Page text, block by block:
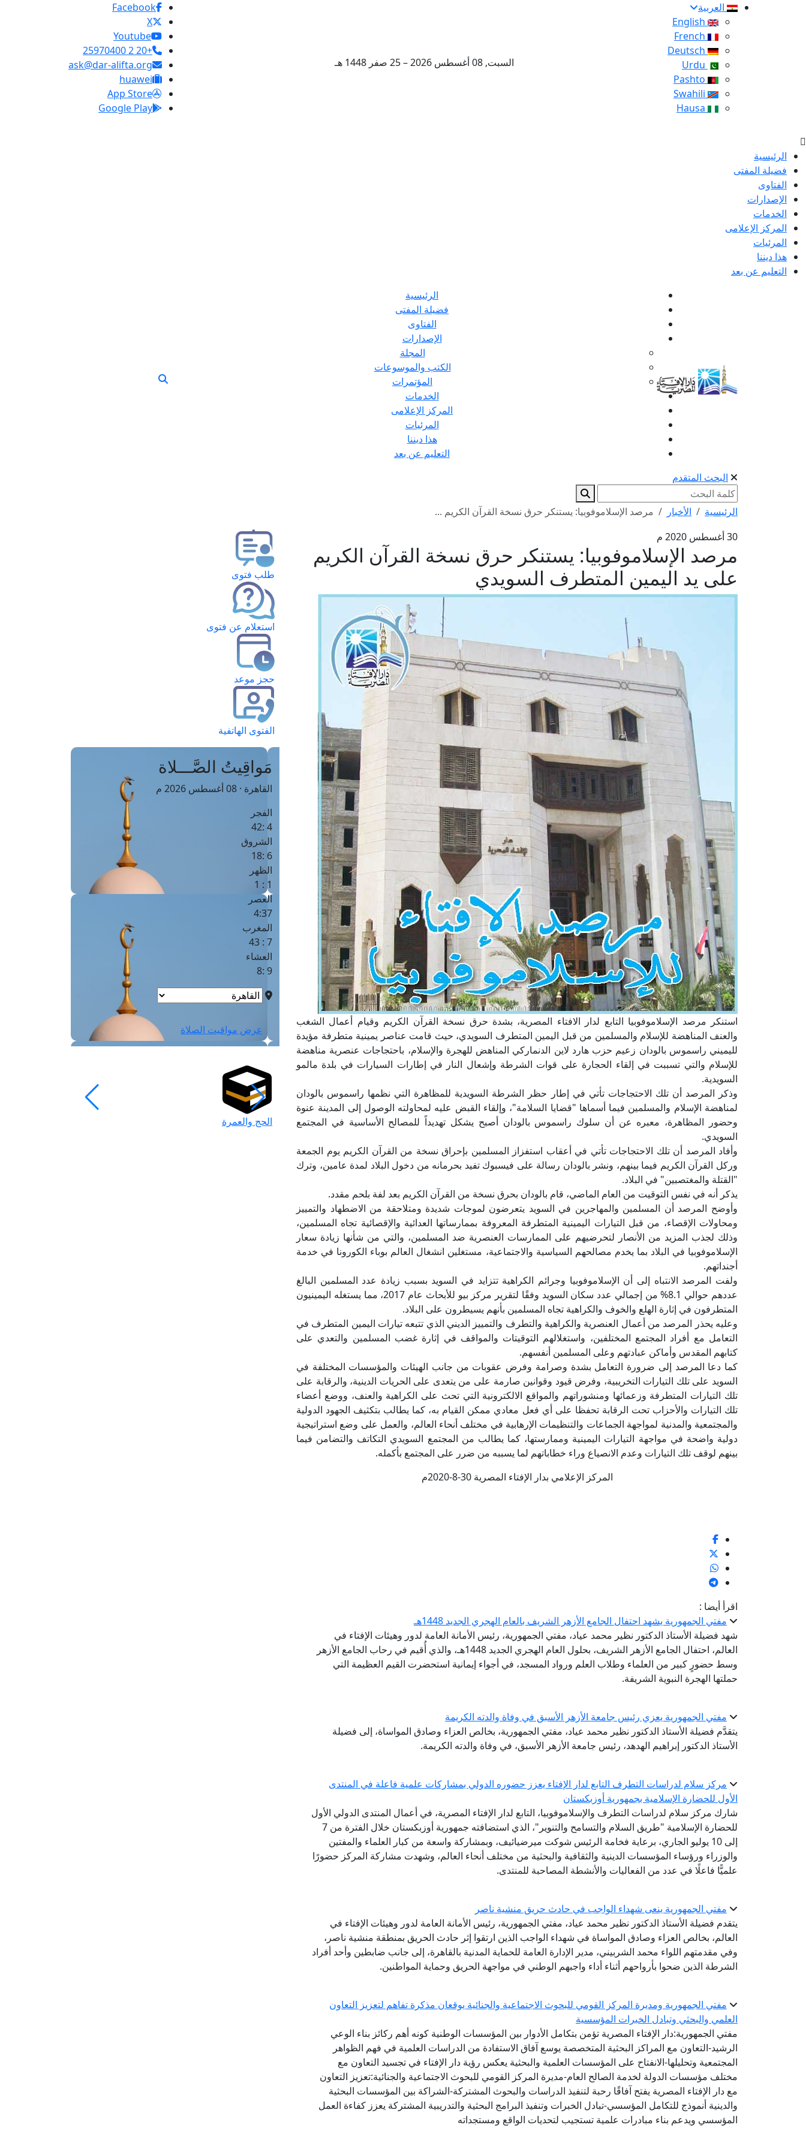
العربية
السبت, 08 أغسطس 2026 – 25 صفر 1448 هـ
Facebook
X
Youtube
+20 2 25970400
ask@dar-alifta.org
huawei
App Store
Google Play
الرئيسية
فضيلة المفتى
الفتاوى
الإصدارات
الخدمات
المركز الإعلامى
المرئيات
هذا ديننا
التعليم عن بعد
الرئيسية
فضيلة المفتى
الفتاوى
الإصدارات
المجلة
الكتب والموسوعات
المؤتمرات
الخدمات
المركز الإعلامى
المرئيات
هذا ديننا
التعليم عن بعد
البحث المتقدم
الرئيسية الأخبار
مرصد الإسلاموفوبيا: يستنكر حرق نسخة القرآن الكريم ...
30 أغسطس 2020 م
مرصد الإسلاموفوبيا: يستنكر حرق نسخة القرآن الكريم
على يد اليمين المتطرف السويدي
استنكر مرصد الإسلاموفوبيا التابع لدار الافتاء المصرية، بشدة حرق نسخة القرآن الكريم وقيام أعمال الشغب
والعنف المناهضة للإسلام والمسلمين من قبل اليمين المتطرف السويدي، حيث قامت عناصر يمينية متطرفة مؤيدة
لليميني راسموس بالودان زعيم حزب هارد لاين الدنماركي المناهض للهجرة والإسلام، باحتجاجات عنصرية مناهضة
للإسلام والتي تسببت في إلقاء الحجارة على قوات الشرطة وإشعال النار في إطارات السيارات في بلدة مالمو
السويدية.
وذكر المرصد أن تلك الاحتجاجات تأتي في إطار حظر الشرطة السويدية للمظاهرة التي نظمها راسموس بالودان
لمناهضة الإسلام والمسلمين فيما أسماها "قضايا السلامة"، وإلقاء القبض عليه لمحاولته الوصول إلى المدينة عنوة
وحضور المظاهرة، معبره عن أن سلوك راسموس بالودان أصبح يشكل تهديداً للمصالح الأساسية في المجتمع
السويدي.
وأفاد المرصد أن تلك الاحتجاجات تأتي في أعقاب استفزاز المسلمين بإحراق نسخة من القرآن الكريم يوم الجمعة
وركل القرآن الكريم فيما بينهم، ونشر بالودان رسالة على فيسبوك تفيد بحرمانه من دخول البلاد لمدة عامين، وترك
"القتلة والمغتصبين" في البلاد.
يذكر أنه في نفس التوقيت من العام الماضي، قام بالودان بحرق نسخة من القرآن الكريم بعد لفة بلحم مقدد.
وأوضح المرصد أن المسلمين والمهاجرين في السويد يتعرضون لموجات شديدة ومتلاحقة من الاضطهاد والتمييز
ومحاولات الإقصاء، من قبل التيارات اليمينية المتطرفة المعروفة بممارساتها العدائية والإقصائية تجاه المسلمين،
وذلك لجذب المزيد من الأنصار لتحرضيهم على الممارسات العنصرية ضد المسلمين، والتي من شأنها زيادة سعار
الإسلاموفوبيا في البلاد بما يخدم مصالحهم السياسية والاجتماعية، مستغلين انشغال العالم بوباء الكورونا في خدمة
أجنداتهم.
ولفت المرصد الانتباه إلى أن الإسلاموفوبيا وجرائم الكراهية تتزايد في السويد بسبب زيادة عدد المسلمين البالغ
عددهم حوالي 8.1% من إجمالي عدد سكان السويد وفقًا لتقرير مركز بيو للأبحاث عام 2017، مما يستغله اليمينيون
المتطرفون في إثارة الهلع والخوف والكراهية تجاه المسلمين بأنهم يسيطرون على البلاد.
وعليه يحذر المرصد من أعمال العنصرية والكراهية والتطرف والتمييز الديني الذي تتبعه تيارات اليمين المتطرف في
التعامل مع أفراد المجتمع المختلفين، واستغلالهم التوقيتات والمواقف في إثارة غضب المسلمين والتعدي على
كتابهم المقدس وأماكن عبادتهم وعلى المسلمين أنفسهم.
كما دعا المرصد إلى ضرورة التعامل بشدة وصرامة وفرض عقوبات من جانب الهيئات والمؤسسات المختلفة في
السويد على تلك التيارات التخريبية، وفرض قيود وقوانين صارمة على من يتعدى على الحريات الدينية، والرقابة على
تلك التيارات المتطرفة وزعمائها ومنشوراتهم والمواقع الالكترونية التي تحث على الكراهية والعنف، ووضع أعضاء
تلك التيارات والأحزاب تحت الرقابة تحفظا على أي فعل معادي ممكن القيام به، كما يطالب بتكثيف الجهود الدولية
والمجتمعية والمدنية لمواجهة الجماعات والتنظيمات الإرهابية في مختلف أنحاء العالم، والعمل على وضع استراتيجية
دولية واضحة في مواجهة التيارات اليمينية وممارستها، كما يطالب من المجتمع السويدي التكاتف والتضامن فيما
بينهم لوقف تلك التيارات وعدم الانصياع وراء خطاباتهم لما يسببه من ضرر على المجتمع بأكمله.
المركز الإعلامي بدار الإفتاء المصرية 30-8-2020م
اقرأ أيضا :
مفتي الجمهورية يشهد احتفال الجامع الأزهر الشريف بالعام الهجري الجديد 1448هـ
شهد فضيلة الأستاذ الدكتور نظير محمد عياد، مفتي الجمهورية، رئيس الأمانة العامة لدور وهيئات الإفتاء في
العالم، احتفال الجامع الأزهر الشريف، بحلول العام الهجري الجديد 1448هـ، والذي أُقيم في رحاب الجامع الأزهر
وسط حضورٍ كبير من العلماء وطلاب العلم ورواد المسجد، في أجواء إيمانية استحضرت القيم العظيمة التي
حملتها الهجرة النبوية الشريفة.
مفتي الجمهورية يعزي رئيس جامعة الأزهر الأسبق في وفاة والدته الكريمة
يتقدَّم فضيلة الأستاذ الدكتور نظير محمد عياد، مفتي الجمهورية، بخالص العزاء وصادق المواساة، إلى فضيلة
الأستاذ الدكتور إبراهيم الهدهد، رئيس جامعة الأزهر الأسبق، في وفاة والدته الكريمة.
مركز سلام لدراسات التطرف التابع لدار الإفتاء يعزز حضوره الدولي بمشاركات علمية فاعلة في المنتدى
الأول للحضارة الإسلامية بجمهورية أوزبكستان
شارك مركز سلام لدراسات التطرف والإسلاموفوبيا، التابع لدار الإفتاء المصرية، في أعمال المنتدى الدولي الأول
للحضارة الإسلامية "طريق السلام والتسامح والتنوير"، الذي استضافته جمهورية أوزبكستان خلال الفترة من 7
إلى 10 يوليو الجاري، برعاية فخامة الرئيس شوكت ميرضيائيف، وبمشاركة واسعة من كبار العلماء والمفتين
والوزراء ورؤساء المؤسسات الدينية والثقافية والبحثية من مختلف أنحاء العالم، وشهدت مشاركة المركز حضورًا
علميًّا فاعلًا في عدد من الفعاليات والأنشطة المصاحبة للمنتدى.
مفتي الجمهورية ينعى شهداء الواجب في حادث حريق منشية ناصر
يتقدم فضيلة الأستاذ الدكتور نظير محمد عياد، مفتي الجمهورية، رئيس الأمانة العامة لدور وهيئات الإفتاء في
العالم، بخالص العزاء وصادق المواساة في شهداء الواجب الذين ارتقوا إثر حادث الحريق بمنطقة منشية ناصر،
وفي مقدمتهم اللواء محمد الشربيني، مدير الإدارة العامة للحماية المدنية بالقاهرة، إلى جانب ضابطين وأحد أفراد
الشرطة الذين ضحوا بأرواحهم أثناء أداء واجبهم الوطني في مواجهة الحريق وحماية المواطنين.
مفتي الجمهورية ومديرة المركز القومي للبحوث الاجتماعية والجنائية يوقعان مذكرة تفاهم لتعزيز التعاون
العلمي والبحثي وتبادل الخبرات المؤسسية
مفتي الجمهورية:دار الإفتاء المصرية تؤمن بتكامل الأدوار بين المؤسسات الوطنية كونه أهم ركائز بناء الوعي
الرشيد-التعاون مع المراكز البحثية المتخصصة يوسع آفاق الاستفادة من الدراسات العلمية في فهم الظواهر
المجتمعية وتحليلها-الانفتاح على المؤسسات العلمية والبحثية يعكس رؤية دار الإفتاء في تجسيد التعاون مع
مختلف مؤسسات الدولة لخدمة الصالح العام-مديرة المركز القومي للبحوث الاجتماعية والجنائية:تعزيز التعاون
مع دار الإفتاء المصرية يفتح آفاقًا رحبة لتنفيذ الدراسات والبحوث المشتركة-الشراكة بين المؤسسات البحثية
والدينية أنموذج للتكامل المؤسسي-تبادل الخبرات وتنفيذ البرامج البحثية والتدريبية المشتركة يعزز كفاءة العمل
المؤسسي ويدعم بناء مبادرات علمية تستجيب لتحديات الواقع ومستجداته
طلب فتوى
استعلام عن فتوى
حجز موعد
الفتوى الهاتفية
مَواقِيتُ الصَّـــلاة
القاهرة · 08 أغسطس 2026 م
الفجر
4 :42
الشروق
6 :18
الظهر
1 : 1
العصر
4:37
المغرب
7 : 43
العشاء
9 :8
عرض مواقيت الصلاة
الحج والعمرة